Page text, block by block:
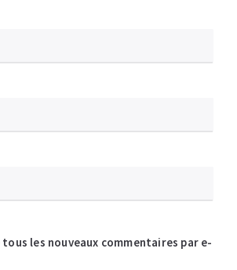
les nouveaux commentaires par e-